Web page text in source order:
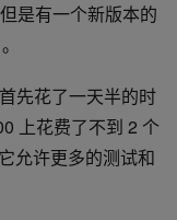
是有一个新版本的
。
先花了一天半的时
上花费了不到 2 个
允许更多的测试和